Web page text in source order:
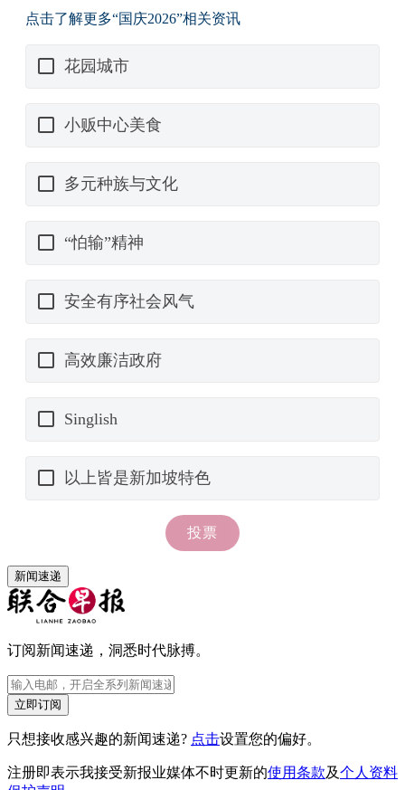
新闻速递
订阅新闻速递，洞悉时代脉搏。
立即订阅
只想接收感兴趣的新闻速递? 点击设置您的偏好。
注册即表示我接受新报业媒体不时更新的使用条款及个人资料